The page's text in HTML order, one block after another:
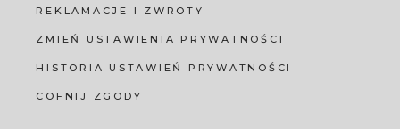
REKLAMACJE I ZWROTY
ZMIEŃ USTAWIENIA PRYWATNOŚCI
HISTORIA USTAWIEŃ PRYWATNOŚCI
COFNIJ ZGODY